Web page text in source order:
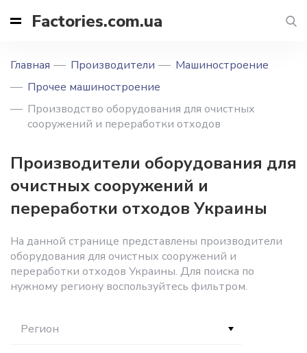
Factories.com.ua
Главная Производители
Машиностроение
Прочее машиностроение
Производство оборудования для очистных
сооружений и переработки отходов
Производители оборудования для
очистных сооружений и
переработки отходов Украины
На данной странице представлены производители
оборудования для очистных сооружений и
переработки отходов Украины. Для поиска по
нужному региону воспользуйтесь фильтром.
Регион